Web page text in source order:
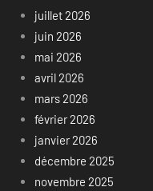
juillet 2026
juin 2026
mai 2026
avril 2026
mars 2026
février 2026
janvier 2026
décembre 2025
novembre 2025